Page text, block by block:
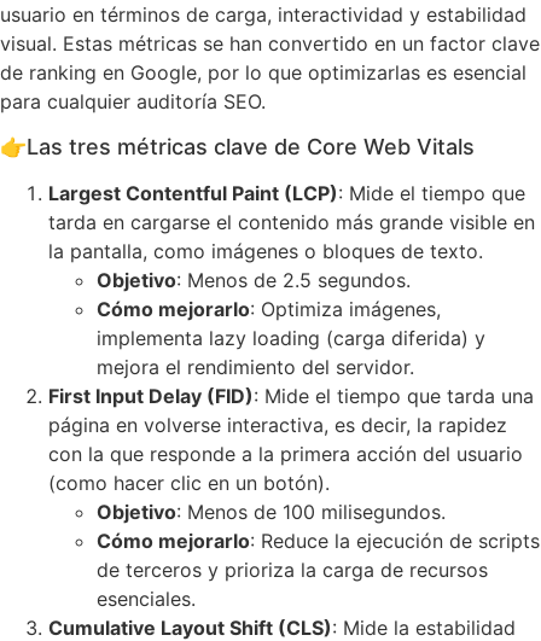
usuario en términos de carga, interactividad y estabilidad
visual. Estas métricas se han convertido en un factor clave
de ranking en Google, por lo que optimizarlas es esencial
para cualquier auditoría SEO.
👉Las tres métricas clave de Core Web Vitals
Largest Contentful Paint (LCP): Mide el tiempo que
tarda en cargarse el contenido más grande visible en
la pantalla, como imágenes o bloques de texto.
Objetivo: Menos de 2.5 segundos.
Cómo mejorarlo: Optimiza imágenes,
implementa lazy loading (carga diferida) y
mejora el rendimiento del servidor.
First Input Delay (FID): Mide el tiempo que tarda una
página en volverse interactiva, es decir, la rapidez
con la que responde a la primera acción del usuario
(como hacer clic en un botón).
Objetivo: Menos de 100 milisegundos.
Cómo mejorarlo: Reduce la ejecución de scripts
de terceros y prioriza la carga de recursos
esenciales.
Cumulative Layout Shift (CLS): Mide la estabilidad